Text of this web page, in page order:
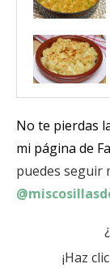
No te pierdas
mi página de
puedes seguir
¡Haz